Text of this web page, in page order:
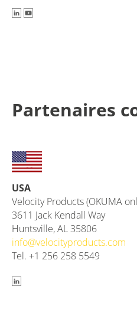
Partenaires
USA
Velocity Products (OKUMA
3611 Jack Kendall Way
Huntsville, AL 35806
info@velocityproducts.com
Tel. +1 256 258 5549